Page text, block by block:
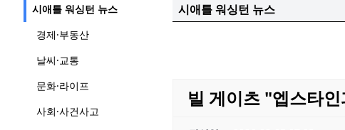
시애틀 워싱턴 뉴스
경제·부동산
날씨·교통
문화·라이프
사회·사건사고
시애틀 워싱턴 뉴스
빌 게이츠 "엡스타